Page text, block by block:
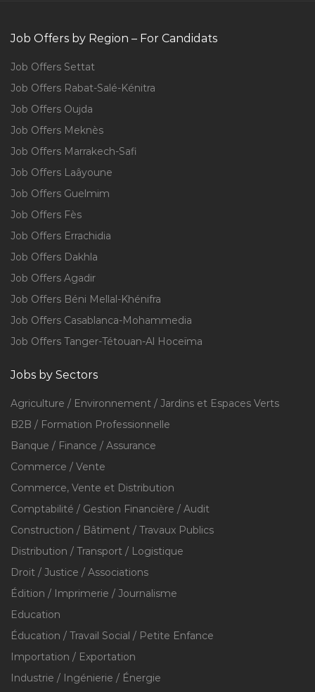
Job Offers by Region – For Candidats
Job Offers Settat
Job Offers Rabat-Salé-Kénitra
Job Offers Oujda
Job Offers Meknès
Job Offers Marrakech-Safi
Job Offers Laâyoune
Job Offers Guelmim
Job Offers Fès
Job Offers Errachidia
Job Offers Dakhla
Job Offers Agadir
Job Offers Béni Mellal-Khénifra
Job Offers Casablanca-Mohammedia
Job Offers Tanger-Tétouan-Al Hoceïma
Jobs by Sectors
Agriculture / Environnement / Jardins et Espaces Verts
B2B / Formation Professionnelle
Banque / Finance / Assurance
Commerce / Vente
Commerce, Vente et Distribution
Comptabilité / Gestion Financière / Audit
Construction / Bâtiment / Travaux Publics
Distribution / Transport / Logistique
Droit / Justice / Associations
Édition / Imprimerie / Journalisme
Education
Éducation / Travail Social / Petite Enfance
Importation / Exportation
Industrie / Ingénierie / Énergie